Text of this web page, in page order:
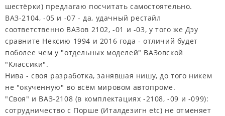
шестёрки) предлагаю посчитать самостоятельно.
ВАЗ-2104, -05 и -07 - да, удачный рестайл
соответственно ВАЗов 2102, -01 и -03, у того же Дэу
сравните Нексию 1994 и 2016 года - отличий будет
поболее чем у "отдельных моделей" ВАЗовской
"Классики".
Нива - своя разработка, занявшая нишу, до того никем
не "окученную" во всём мировом автопроме.
"Своя" и ВАЗ-2108 (в комплектациях -2108, -09 и -099):
сотрудничество с Порше (Италдезигн etc) не отменяет